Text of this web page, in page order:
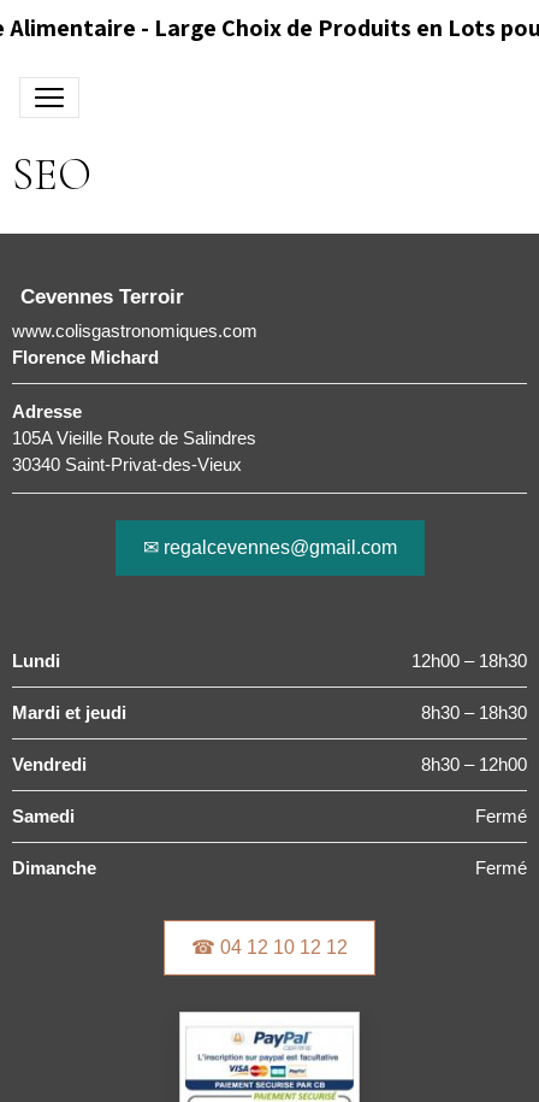
Alimentaire - Large Choix de Produits en Lots
SEO
Cevennes Terroir
www.colisgastronomiques.com
Florence Michard
Adresse
105A Vieille Route de Salindres
30340 Saint-Privat-des-Vieux
✉ regalcevennes@gmail.com
Lundi 12h00 – 18h30
Mardi et jeudi 8h30 – 18h30
Vendredi 8h30 – 12h00
Samedi Fermé
Dimanche Fermé
☎ 04 12 10 12 12